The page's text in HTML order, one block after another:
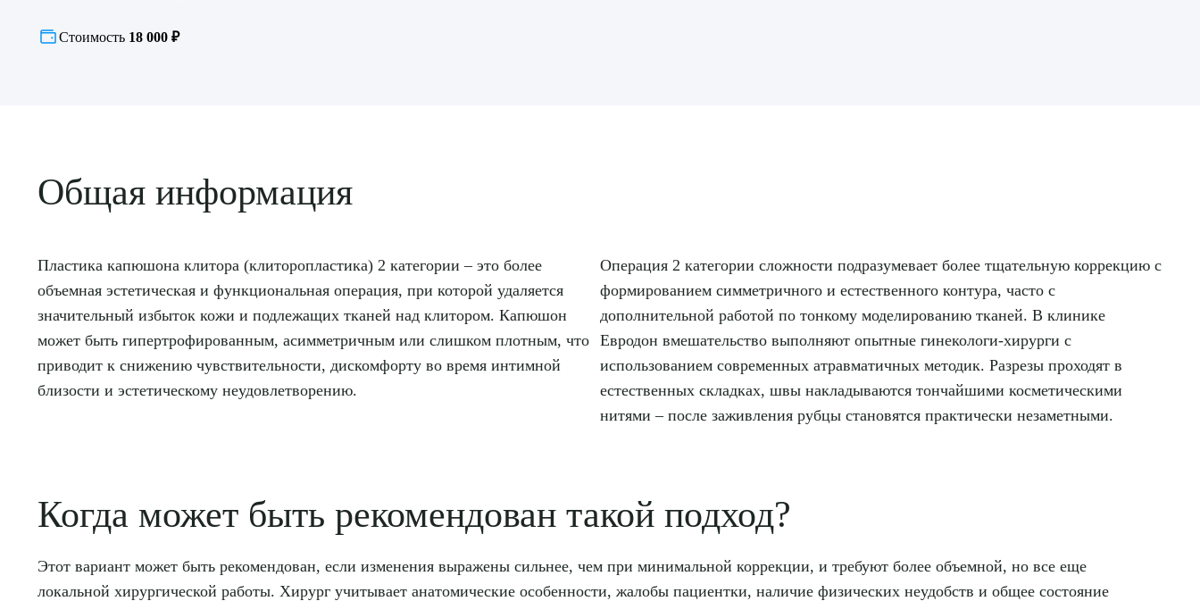
Стоимость 18 000 ₽
Общая информация
Пластика капюшона клитора (клиторопластика) 2 категории – это более
объемная эстетическая и функциональная операция, при которой удаляется
значительный избыток кожи и подлежащих тканей над клитором. Капюшон
может быть гипертрофированным, асимметричным или слишком плотным, что
приводит к снижению чувствительности, дискомфорту во время интимной
близости и эстетическому неудовлетворению.
Операция 2 категории сложности подразумевает более тщательную коррекцию с
формированием симметричного и естественного контура, часто с
дополнительной работой по тонкому моделированию тканей. В клинике
Евродон вмешательство выполняют опытные гинекологи-хирурги с
использованием современных атравматичных методик. Разрезы проходят в
естественных складках, швы накладываются тончайшими косметическими
нитями – после заживления рубцы становятся практически незаметными.
Когда может быть рекомендован такой подход?
Этот вариант может быть рекомендован, если изменения выражены сильнее, чем при минимальной коррекции, и требуют более объемной, но все еще
локальной хирургической работы. Хирург учитывает анатомические особенности, жалобы пациентки, наличие физических неудобств и общее состояние